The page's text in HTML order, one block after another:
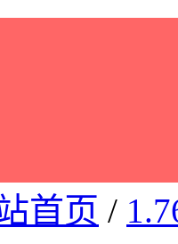
首页 /